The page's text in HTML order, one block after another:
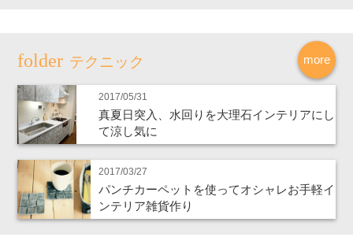
more
テクニック
2017/05/31
真夏日突入、水回りを大理石インテリアにし
て涼し気に
2017/03/27
パンチカーペットを使ってオシャレお手軽イ
ンテリア雑貨作り